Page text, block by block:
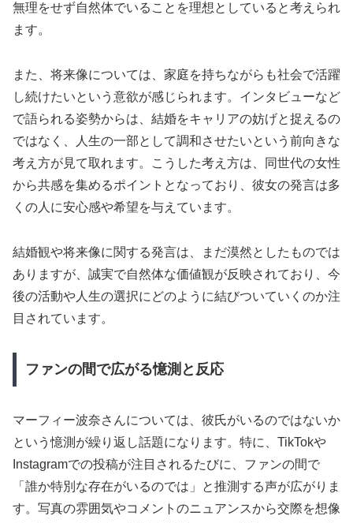
無理をせず自然体でいることを理想としていると考えられ
ます。
また、将来像については、家庭を持ちながらも社会で活躍
し続けたいという意欲が感じられます。インタビューなど
で語られる姿勢からは、結婚をキャリアの妨げと捉えるの
ではなく、人生の一部として調和させたいという前向きな
考え方が見て取れます。こうした考え方は、同世代の女性
から共感を集めるポイントとなっており、彼女の発言は多
くの人に安心感や希望を与えています。
結婚観や将来像に関する発言は、まだ漠然としたものでは
ありますが、誠実で自然体な価値観が反映されており、今
後の活動や人生の選択にどのように結びついていくのか注
目されています。
ファンの間で広がる憶測と反応
マーフィー波奈さんについては、彼氏がいるのではないか
という憶測が繰り返し話題になります。特に、TikTokや
Instagramでの投稿が注目されるたびに、ファンの間で
「誰か特別な存在がいるのでは」と推測する声が広がりま
す。写真の雰囲気やコメントのニュアンスから交際を想像